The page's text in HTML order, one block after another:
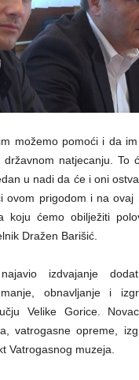
možemo pomoći i da
natjecanju. To
u nadi da će i oni
ovom prigodom i na ovaj
koju ćemo obilježiti
Dražen Barišić.
izdvajanje
obnavljanje i
Velike Gorice.
vatrogasne opreme,
Vatrogasnog muzeja.